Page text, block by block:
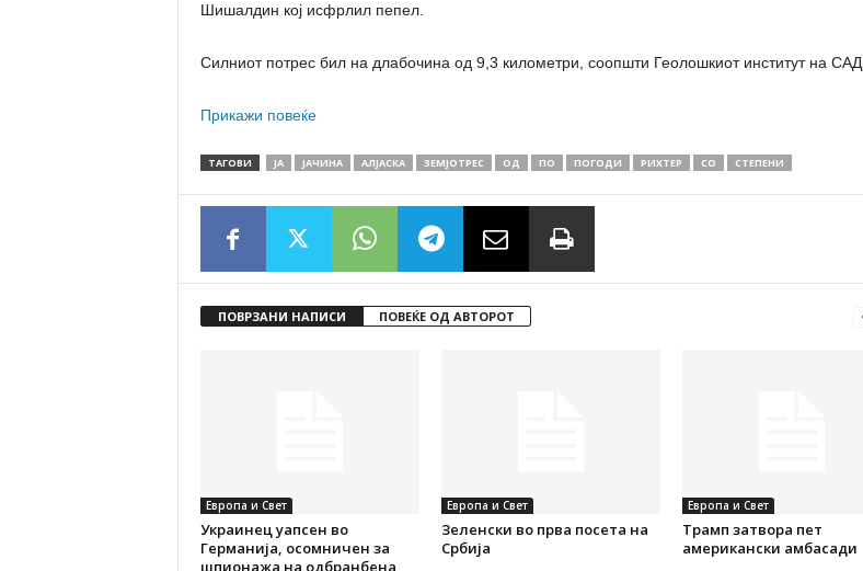
Шишалдин кој исфрлил пепел.
Силниот потрес бил на длабочина од 9,3 километри, соопшти Геолошкиот институт на САД.
Прикажи повеќе
ТАГОВИ ЈА ЈАЧИНА АЛЈАСКА ЗЕМЈОТРЕС ОД ПО ПОГОДИ РИХТЕР СО СТЕПЕНИ
ПОВРЗАНИ НАПИСИ ПОВЕЌЕ ОД АВТОРОТ
Европа и Свет
Украинец уапсен во
Германија, осомничен за
шпионажа на одбранбена
Европа и Свет
Зеленски во прва посета на
Србија
Европа и Свет
Трамп затвора пет
американски амбасади